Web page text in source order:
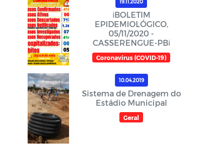
19.11.2020
ℹ️BOLETIM
EPIDEMIOLÓGICO,
05/11/2020 -
CASSERENGUE-PBℹ️
Coronavírus (COVID-19)
10.04.2019
Sistema de Drenagem do
Estádio Municipal
Geral